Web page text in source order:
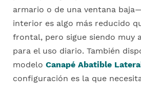
armario o de una ventana
interior es algo más reducido
frontal, pero sigue siendo muy
para el uso diario. También
modelo Canapé Abatible
configuración es la que